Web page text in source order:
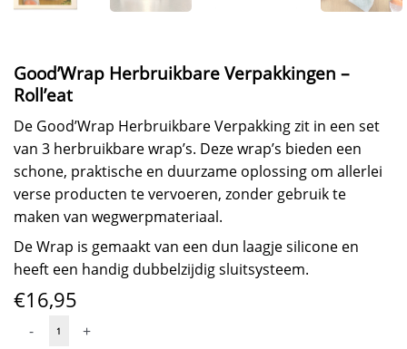
Good’Wrap Herbruikbare Verpakkingen –
Roll’eat
De Good’Wrap Herbruikbare Verpakking zit in een set
van 3 herbruikbare wrap’s. Deze wrap’s bieden een
schone, praktische en duurzame oplossing om allerlei
verse producten te vervoeren, zonder gebruik te
maken van wegwerpmateriaal.
De Wrap is gemaakt van een dun laagje silicone en
heeft een handig dubbelzijdig sluitsysteem.
€16,95
-
Good'Wrap+